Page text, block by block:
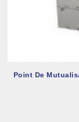
Point De